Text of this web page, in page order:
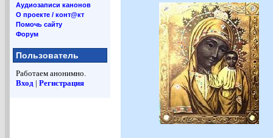
Аудиозаписи канонов
О проекте / конт@кт
Помочь сайту
Форум
Пользователь
Работаем анонимно.
Вход | Регистрация